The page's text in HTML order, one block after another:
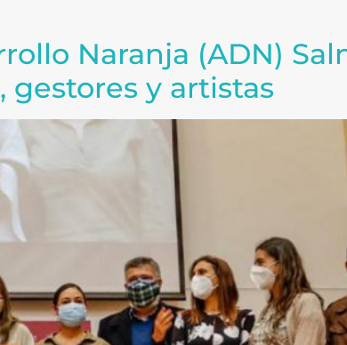
Naranja (ADN)
y artistas